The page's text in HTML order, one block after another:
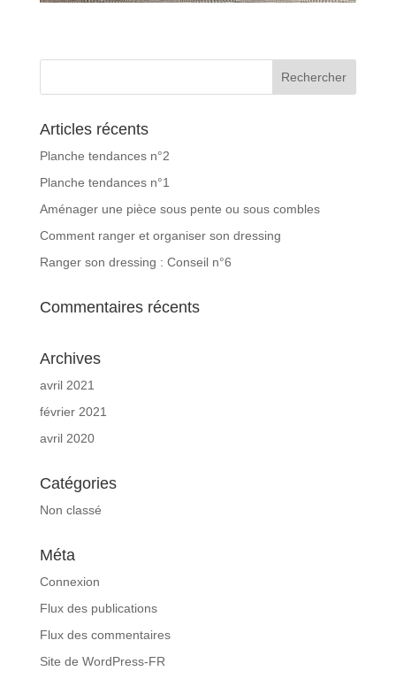
Articles récents
Planche tendances n°2
Planche tendances n°1
Aménager une pièce sous pente ou sous combles
Comment ranger et organiser son dressing
Ranger son dressing : Conseil n°6
Commentaires récents
Archives
avril 2021
février 2021
avril 2020
Catégories
Non classé
Méta
Connexion
Flux des publications
Flux des commentaires
Site de WordPress-FR